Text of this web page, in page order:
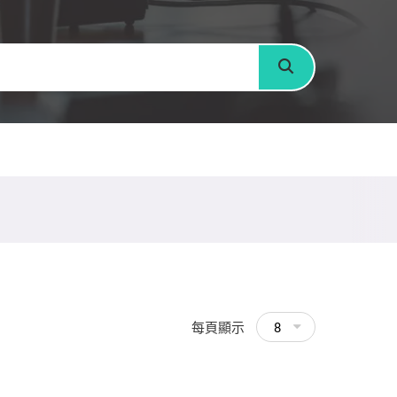
搜尋
每頁顯示 8